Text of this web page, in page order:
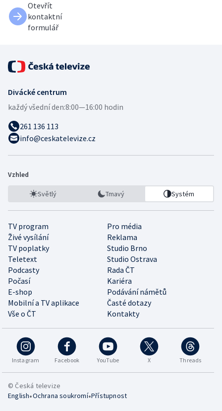
Otevřít
kontaktní
formulář
Divácké centrum
každý všední den:8:00—16:00 hodin
261 136 113
info@ceskatelevize.cz
Vzhled
Světlý Tmavý Systém
TV program
Pro média
Živé vysílání
Reklama
TV poplatky
Studio Brno
Teletext
Studio Ostrava
Podcasty
Rada ČT
Počasí
Kariéra
E-shop
Podávání námětů
Mobilní a TV aplikace
Časté dotazy
Vše o ČT
Kontakty
Instagram Facebook YouTube X Threads
© Česká televize
English•Ochrana soukromí•Přístupnost